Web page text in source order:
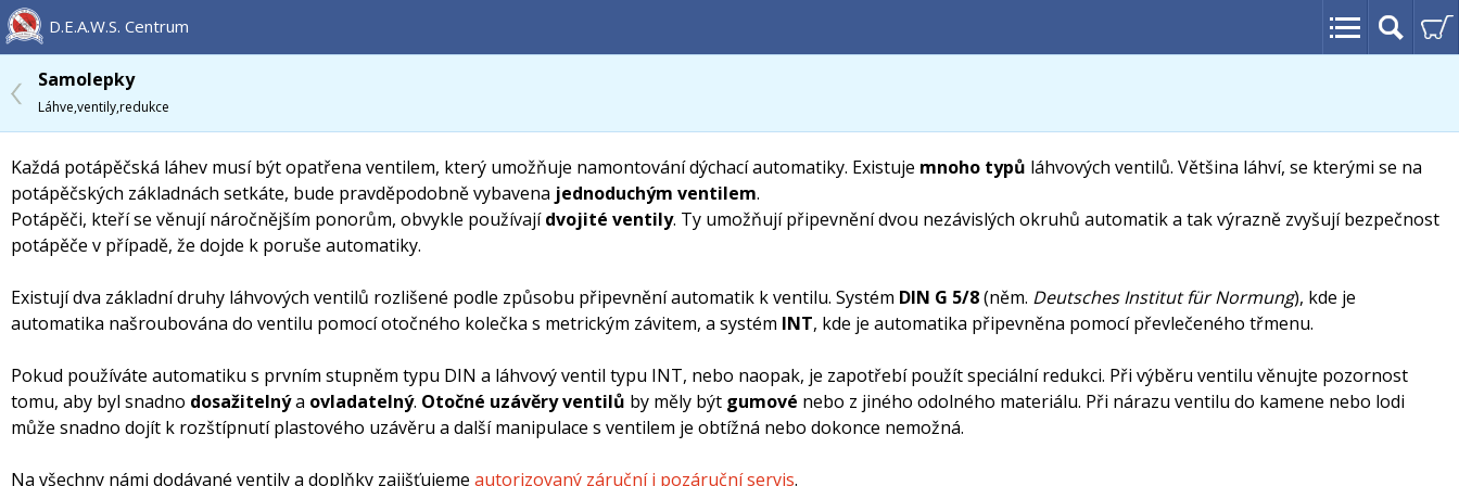
D.E.A.W.S. Centrum
Samolepky
Láhve,ventily,redukce
Každá potápěčská láhev musí být opatřena ventilem, který umožňuje namontování dýchací automatiky. Existuje mnoho typů láhvových ventilů. Většina láhví, se kterými se na
potápěčských základnách setkáte, bude pravděpodobně vybavena jednoduchým ventilem.
Potápěči, kteří se věnují náročnějším ponorům, obvykle používajídvojité ventily. Ty umožňují připevnění dvou nezávislých okruhů automatik a tak výrazně zvyšují bezpečnost
potápěče v případě, že dojde k poruše automatiky.
Existují dva základní druhy láhvových ventilů rozlišené podle způsobu připevnění automatik k ventilu. Systém DIN G 5/8(něm. Deutsches Institut für Normung), kde je
automatika našroubována do ventilu pomocí otočného kolečka s metrickým závitem, a systém INT, kde je automatika připevněna pomocí převlečeného třmenu.
Pokud používáte automatiku s prvním stupněm typu DIN a láhvový ventil typu INT, nebo naopak, je zapotřebí použít speciální redukci. Při výběru ventilu věnujte pozornost
tomu, aby byl snadno dosažitelnýa ovladatelný. Otočné uzávěry ventilů by měly být gumové nebo z jiného odolného materiálu. Při nárazu ventilu do kamene nebo lodi
může snadno dojít k rozštípnutí plastového uzávěru a další manipulace s ventilem je obtížná nebo dokonce nemožná.
Na všechny námi dodávané ventily a doplňky zajišťujeme autorizovaný záruční i pozáruční servis.